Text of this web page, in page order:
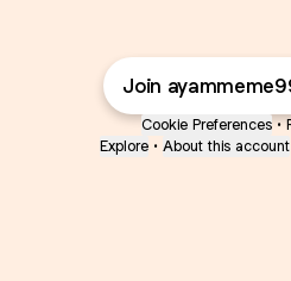
Join
Cookie Preferences •
Explore • About this account